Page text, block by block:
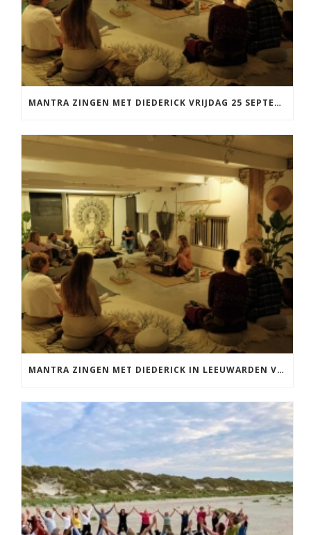
MANTRA ZINGEN MET DIEDERICK VRIJDAG 25 SEPTEMBER EN 20 NOVEMBER
MANTRA ZINGEN MET DIEDERICK IN LEEUWARDEN VRIJDAG 12 JUNI KIRTAN